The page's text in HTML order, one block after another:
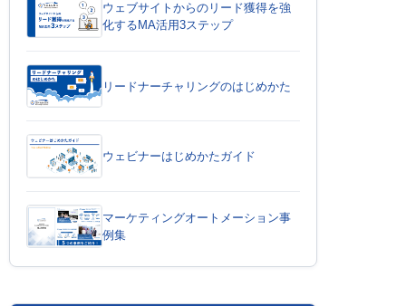
ウェブサイトからのリード獲得を強
化するMA活用3ステップ
リードナーチャリングのはじめかた
ウェビナーはじめかたガイド
マーケティングオートメーション事
例集